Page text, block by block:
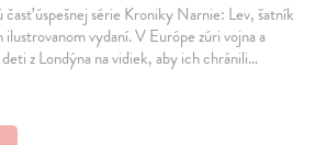
úspešnej série Kroniky Narnie: Lev, šatník
ilustrovanom vydaní. V Európe zúri vojna a
z Londýna na vidiek, aby ich chránili…